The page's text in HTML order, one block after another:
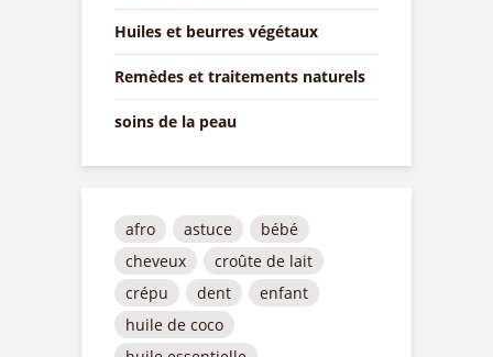
Huiles et beurres végétaux
Remèdes et traitements naturels
soins de la peau
afro astuce
bébé
cheveux
croûte de lait
crépu
dent
enfant
huile de coco